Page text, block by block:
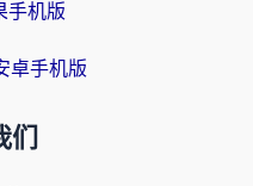
手机版
卓手机版
们